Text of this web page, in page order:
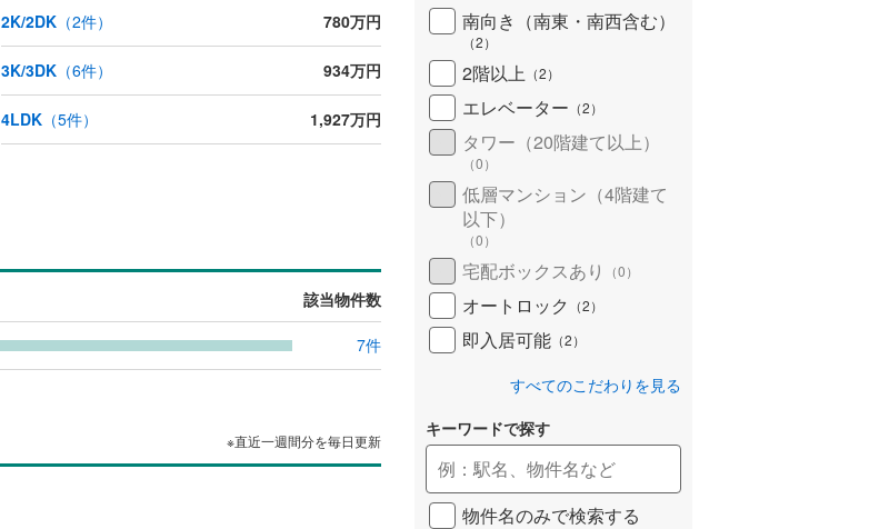
2K/2DK（2件） 780万円
3K/3DK（6件） 934万円
4LDK（5件） 1,927万円
該当物件数
7件
※直近一週間分を毎日更新
南向き（南東・南西含む）
（2）
2階以上 （2）
エレベーター （2）
タワー（20階建て以上）
（0）
低層マンション（4階建て
以下）
（0）
宅配ボックスあり （0）
オートロック （2）
即入居可能 （2）
すべてのこだわりを見る
キーワードで探す
物件名のみで検索する